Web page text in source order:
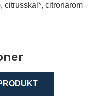
citrusskal*, citronarom